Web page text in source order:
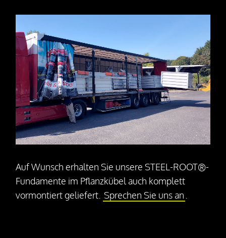
Auf Wunsch erhalten Sie unsere STEEL-ROOT®-
Fundamente im Pflanzkübel auch komplett
vormontiert geliefert. Sprechen Sie uns an